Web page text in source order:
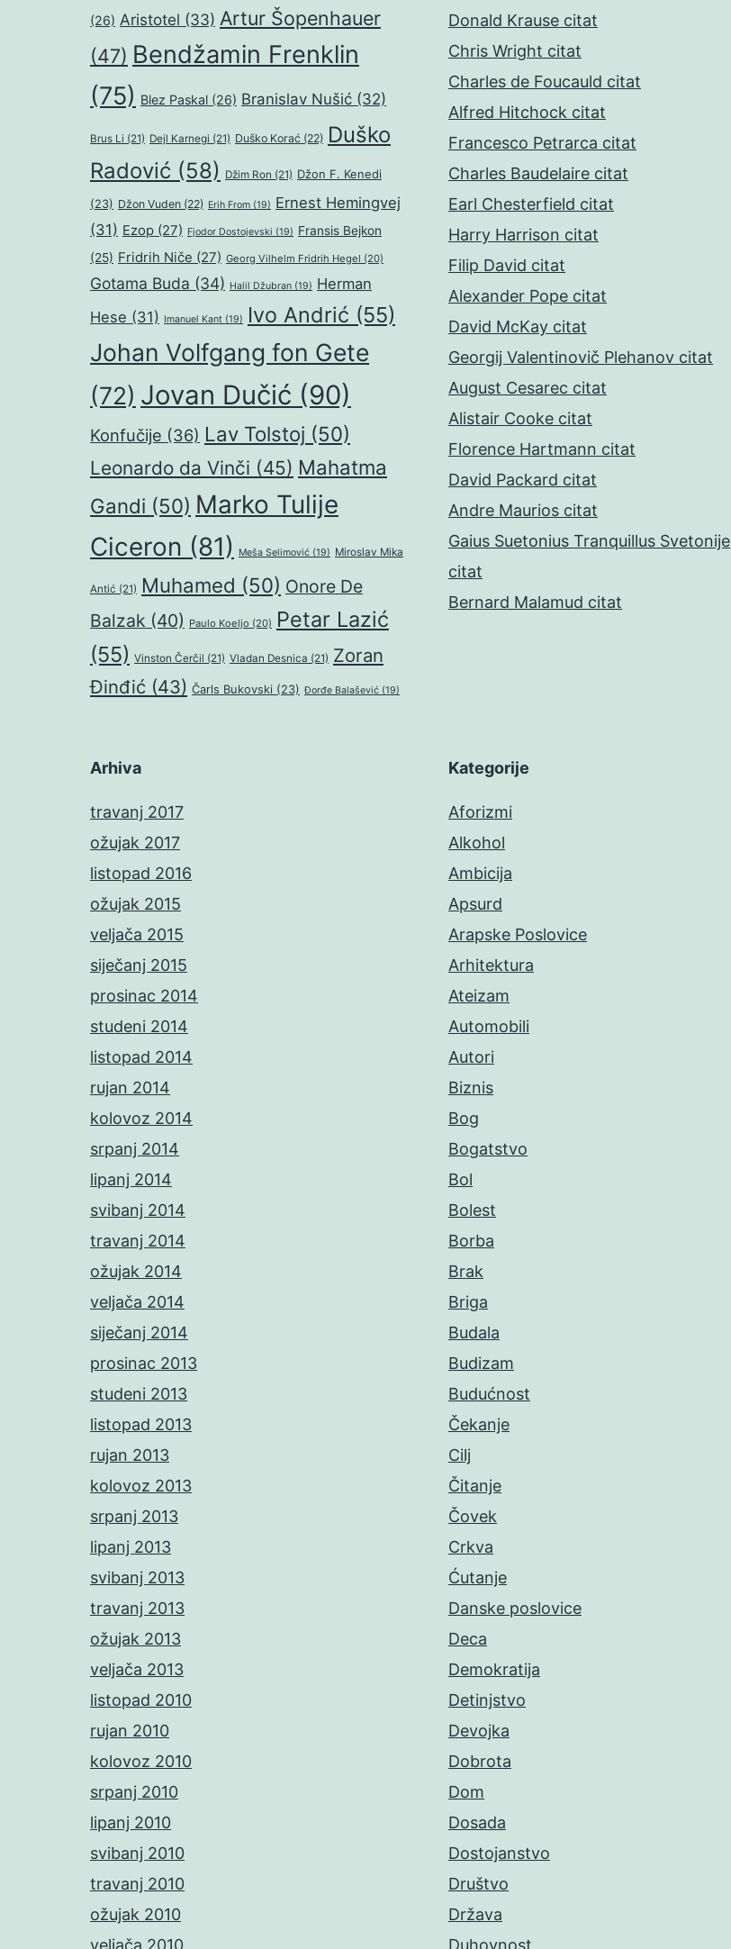
(26) Aristotel (33) Artur Šopenhauer
(47) Bendžamin Frenklin
(75) Blez Paskal (26) Branislav Nušić (32)
Brus Li (21) Dejl Karnegi (21) Duško Korać (22) Duško
Radović (58) Džim Ron (21) Džon F. Kenedi
(23) Džon Vuden (22) Erih From (19) Ernest Hemingvej
(31) Ezop (27) Fjodor Dostojevski (19) Fransis Bejkon
(25) Fridrih Niče (27) Georg Vilhelm Fridrih Hegel (20)
Gotama Buda (34) Halil Džubran (19) Herman
Hese (31) Imanuel Kant (19) Ivo Andrić (55)
Johan Volfgang fon Gete
(72) Jovan Dučić (90)
Konfučije (36) Lav Tolstoj (50)
Leonardo da Vinči (45) Mahatma
Gandi (50) Marko Tulije
Ciceron (81) Meša Selimović (19) Miroslav Mika
Antić (21) Muhamed (50) Onore De
Balzak (40) Paulo Koeljo (20) Petar Lazić
(55) Vinston Čerčil (21) Vladan Desnica (21) Zoran
Đinđić (43) Čarls Bukovski (23) Đorđe Balašević (19)
Donald Krause citat
Chris Wright citat
Charles de Foucauld citat
Alfred Hitchock citat
Francesco Petrarca citat
Charles Baudelaire citat
Earl Chesterfield citat
Harry Harrison citat
Filip David citat
Alexander Pope citat
David McKay citat
Georgij Valentinovič Plehanov citat
August Cesarec citat
Alistair Cooke citat
Florence Hartmann citat
David Packard citat
Andre Maurios citat
Gaius Suetonius Tranquillus Svetonije
citat
Bernard Malamud citat
Arhiva
travanj 2017
ožujak 2017
listopad 2016
ožujak 2015
veljača 2015
siječanj 2015
prosinac 2014
studeni 2014
listopad 2014
rujan 2014
kolovoz 2014
srpanj 2014
lipanj 2014
svibanj 2014
travanj 2014
ožujak 2014
veljača 2014
siječanj 2014
prosinac 2013
studeni 2013
listopad 2013
rujan 2013
kolovoz 2013
srpanj 2013
lipanj 2013
svibanj 2013
travanj 2013
ožujak 2013
veljača 2013
listopad 2010
rujan 2010
kolovoz 2010
srpanj 2010
lipanj 2010
svibanj 2010
travanj 2010
ožujak 2010
veljača 2010
Kategorije
Aforizmi
Alkohol
Ambicija
Apsurd
Arapske Poslovice
Arhitektura
Ateizam
Automobili
Autori
Biznis
Bog
Bogatstvo
Bol
Bolest
Borba
Brak
Briga
Budala
Budizam
Budućnost
Čekanje
Cilj
Čitanje
Čovek
Crkva
Ćutanje
Danske poslovice
Deca
Demokratija
Detinjstvo
Devojka
Dobrota
Dom
Dosada
Dostojanstvo
Društvo
Država
Duhovnost